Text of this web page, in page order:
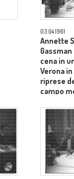
03.04.1961
Annette
cena in
Verona
riprese
campo